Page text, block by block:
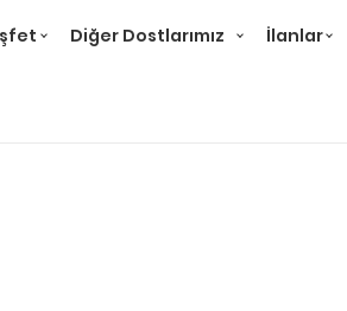
Diğer Dostlarımız İlanlar